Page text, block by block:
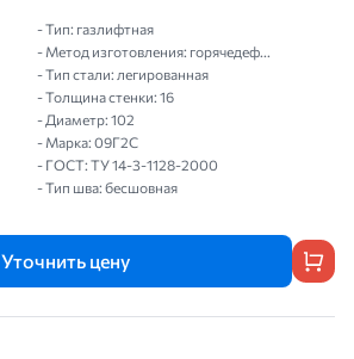
- Тип: газлифтная
- Метод изготовления: горячедеф...
- Тип стали: легированная
- Толщина стенки: 16
- Диаметр: 102
- Марка: 09Г2С
- ГОСТ: ТУ 14-3-1128-2000
- Тип шва: бесшовная
Уточнить цену